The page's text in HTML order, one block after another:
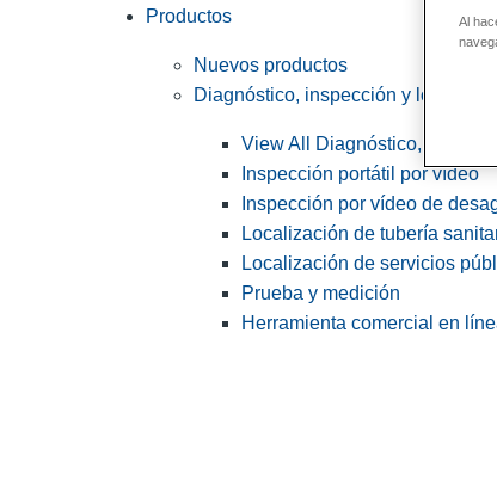
Productos
Nuevos productos
Diagnóstico, inspección y
View All Diagnóstico,
Inspección portátil por vídeo
Inspección por vídeo de
Localización de tubería
Localización de servicios
Prueba y medición
Herramienta comercial en
Al